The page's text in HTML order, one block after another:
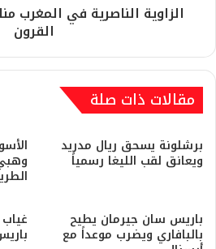
الزاوية الناصرية في المغرب
القرون
مقالات ذات صلة
برشلونة يسحق ريال مدريد
ويعانق لقب الليغا رسمياً
باريس سان جيرمان يطيح
بالبافاري ويضرب موعداً مع